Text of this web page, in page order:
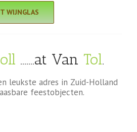
WIJNGLAS
…….at Van Tol.
leukste adres in Zuid-Holland
feestobjecten.